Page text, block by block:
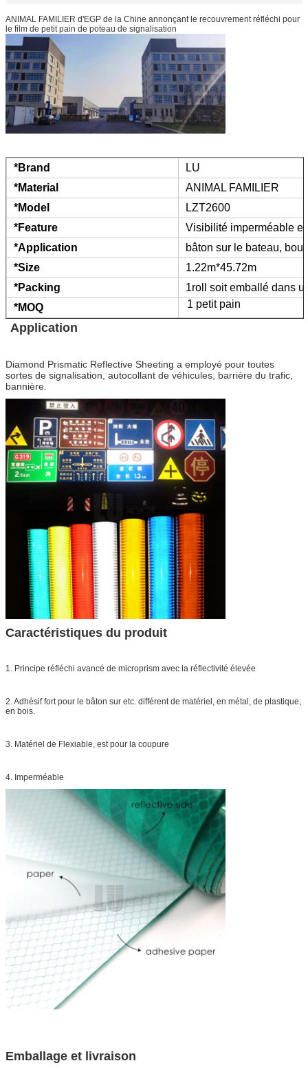
ANIMAL FAMILIER d'EGP de la Chine annonçant le recouvrement réfléchi pour
le film de petit pain de poteau de signalisation
*Brand
LU
*Material
ANIMAL FAMILIER
*Model
LZT2600
*Feature
Visibilité imperméable
*Application
bâton sur le bateau,
*Size
1.22m*45.72m
*Packing
1roll soit emballé dans
*MOQ
1 petit pain
Application
Diamond Prismatic Reflective Sheeting a employé pour toutes
sortes de signalisation, autocollant de véhicules, barrière du trafic,
bannière.
Caractéristiques du produit
1. Principe réfléchi avancé de microprism avec la réflectivité élevée
2. Adhésif fort pour le bâton sur etc. différent de matériel, en métal, de plastique,
en bois.
3. Matériel de Flexiable, est pour la coupure
4. Imperméable
Emballage et livraison